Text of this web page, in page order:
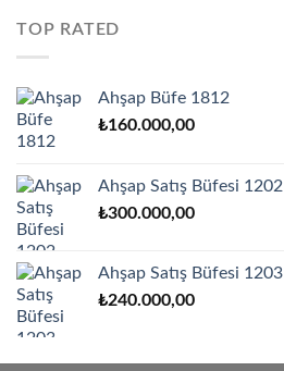
TOP RATED
Ahşap Büfe 1812
₺160.000,00
Ahşap Satış Büfesi 1202
₺300.000,00
Ahşap Satış Büfesi 1203
₺240.000,00